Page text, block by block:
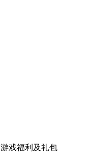
游戏福利 及礼包